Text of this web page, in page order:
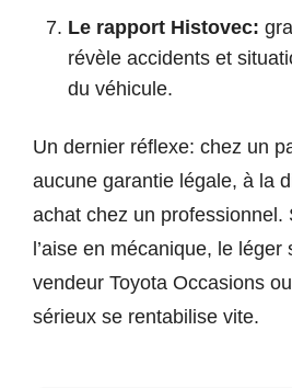
Le rapport Histovec:
révèle accidents et
du véhicule.
Un dernier réflexe: chez un
aucune garantie légale, à la
achat chez un professionnel.
l’aise en mécanique, le léger
vendeur Toyota Occasions
sérieux se rentabilise vite.